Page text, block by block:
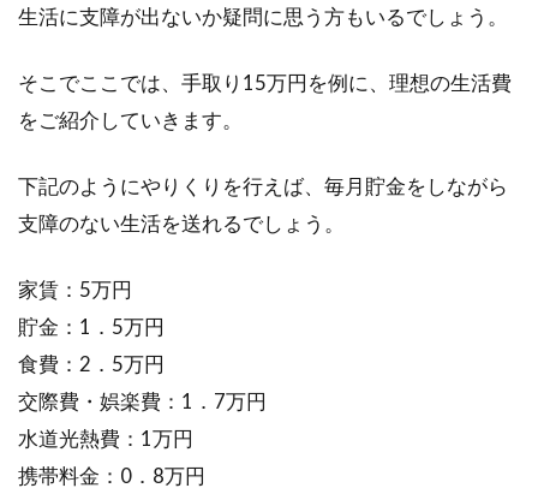
など...
物権と債権！2つの意味の違いと
不動産を取り扱う場合には、様々な権利が発生
登記に必要な住民票は世帯全員が記
載されていたほうがいい？
生活に支障が出ないか疑問に思う方もいるでしょう。
そこでここでは、手取り15万円を例に、理想の生活費
をご紹介していきます。
下記のようにやりくりを行えば、毎月貯金をしながら
支障のない生活を送れるでしょう。
家賃：5万円
貯金：1．5万円
食費：2．5万円
交際費・娯楽費：1．7万円
水道光熱費：1万円
携帯料金：0．8万円